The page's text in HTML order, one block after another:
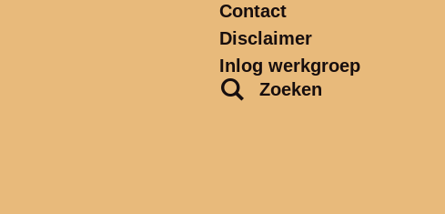
Contact
Disclaimer
Inlog werkgroep
Zoeken